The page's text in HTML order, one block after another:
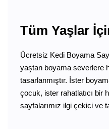
Tüm Yaşlar
Ücretsiz Kedi Boyama
yaştan boyama severlere
tasarlanmıştır. İster
çocuk, ister rahatlatıcı bir
sayfalarımız ilgi çekici ve